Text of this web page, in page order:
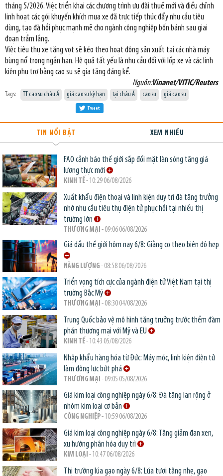
tháng 5/2026. Việc triển khai các chương trình ưu đãi thuế mới và điều chỉnh
linh hoạt các gói khuyến khích mua xe đã trực tiếp thúc đẩy nhu cầu tiêu
dùng, tạo đà hồi phục mạnh mẽ cho ngành công nghiệp bốn bánh sau giai
đoạn trầm lắng.
Việc tiêu thụ xe tăng vọt sẽ kéo theo hoạt động sản xuất tại các nhà máy
bùng nổ trong ngắn hạn. Hệ quả tất yếu là nhu cầu đối với lốp xe và các linh
kiện phụ trợ bằng cao su sẽ gia tăng đáng kể.
Nguồn:Vinanet/VITIC/Reuters
Tags: TT cao su châu Á giá cao su kỳ hạn tại châu Á cao su giá cao su
Tweet
TIN NỔI BẬT XEM NHIỀU
FAO cảnh báo thế giới sắp đối mặt làn sóng tăng giá
lương thực mới
KINH TẾ- 10:29 06/08/2026
Xuất khẩu điện thoại và linh kiện duy trì đà tăng trưởng
nhờ nhu cầu tiêu thụ điện tử phục hồi tại nhiều thị
trường lớn
THƯƠNG MẠI - 09:06 06/08/2026
Giá dầu thế giới hôm nay 6/8: Giằng co theo biên độ hẹp
NĂNG LƯỢNG - 08:58 06/08/2026
Triển vọng tích cực của ngành điện tử Việt Nam tại thị
trường Bắc Mỹ
THƯƠNG MẠI - 08:30 04/08/2026
Trung Quốc bảo vệ mô hình tăng trưởng trước thềm đàm
phán thương mại với Mỹ và EU
KINH TẾ- 10:43 05/08/2026
Nhập khẩu hàng hóa từ Đức: Máy móc, linh kiện điện tử
làm động lực bứt phá
THƯƠNG MẠI - 09:05 05/08/2026
Giá kim loại công nghiệp ngày 6/8: Đà tăng lan rộng ở
nhóm kim loại cơ bản
CÔNG NGHIỆP- 10:59 06/08/2026
Giá kim loại công nghiệp ngày 6/8: Tăng giảm đan xen,
xu hướng phân hóa duy trì
KIM LOẠI - 10:47 06/08/2026
Thị trường lúa gạo ngày 6/8: Lúa tươi tăng nhẹ, gạo